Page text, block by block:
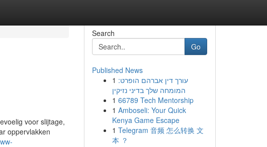
voor slijtage,
oppervlakken
Search
Go
Published News
1 עורך דין אברהם הופרט:
המומחה שלך בדיני נזיקין
1 66789 Tech Mentorship
1 Amboseli: Your Quick
Kenya Game Escape
1 Telegram 音频 怎么转换 文
本 ？